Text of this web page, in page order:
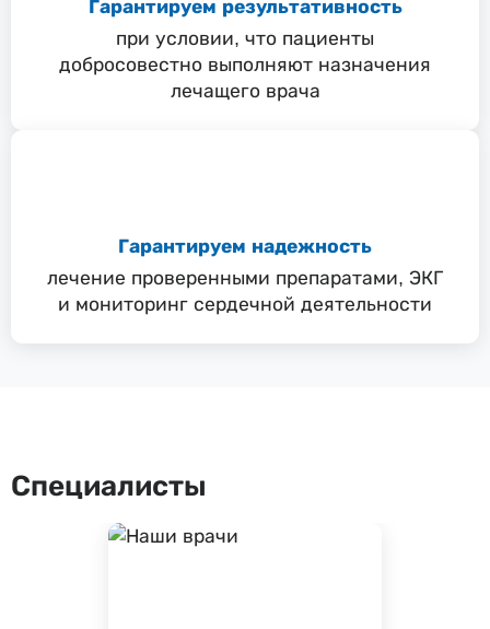
Гарантируем результативность
при условии, что пациенты
добросовестно выполняют назначения
лечащего врача
Гарантируем надежность
лечение проверенными препаратами, ЭКГ
и мониторинг сердечной деятельности
Специалисты